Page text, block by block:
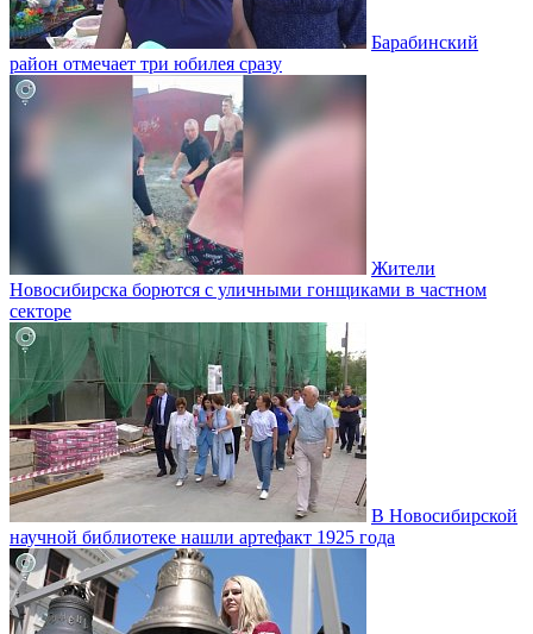
Барабинский
район отмечает три юбилея сразу
Жители
Новосибирска борются с уличными гонщиками в частном
секторе
В Новосибирской
научной библиотеке нашли артефакт 1925 года